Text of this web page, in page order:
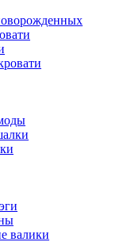
валики